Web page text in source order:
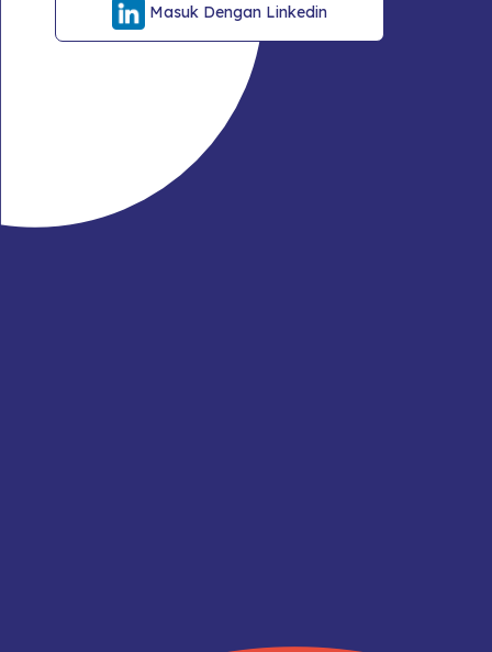
Masuk Dengan Linkedin